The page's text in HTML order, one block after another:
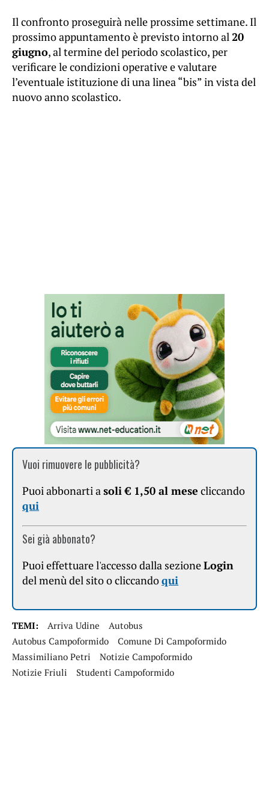
Il confronto proseguirà nelle prossime settimane. Il
prossimo appuntamento è previsto intorno al20
giugno, al termine del periodo scolastico, per
verificare le condizioni operative e valutare
l’eventuale istituzione di una linea “bis” in vista del
nuovo anno scolastico.
Vuoi rimuovere le pubblicità?
Puoi abbonarti asoli € 1,50 al mese cliccando
qui
Sei già abbonato?
Puoi effettuare l'accesso dalla sezioneLogin
del menù del sito o cliccandoqui
TEMI: Arriva Udine
Autobus
Autobus Campoformido
Comune Di Campoformido
Massimiliano Petri
Notizie Campoformido
Notizie Friuli
Studenti Campoformido